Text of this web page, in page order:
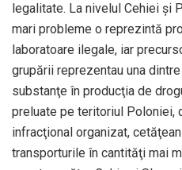
legalitate. La nivelul Cehiei şi
mari probleme o reprezintă
laboratoare ilegale, iar
grupării reprezentau una
substanţe în producţia de
preluate pe teritoriul Poloniei,
infracţional organizat,
transporturile în cantităţi mai